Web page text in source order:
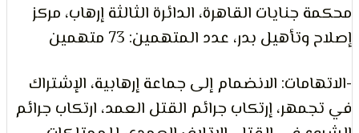
والقاهرة، الدائرة الثالثة إرهاب، مركز
بدر، عدد المتهمين: 73 متهمين
الانضمام إلى جماعة إرهابية، الإشتراك
إرتكاب جرائم القتل العمد، ارتكاب جرائم